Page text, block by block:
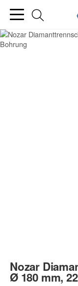
Nozar
Ø 180 mm,